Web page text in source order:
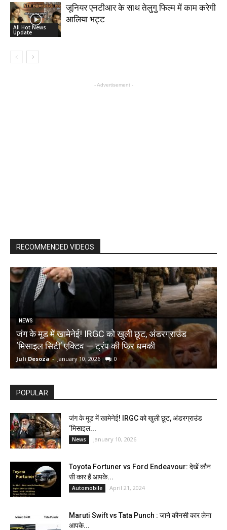
All Hot News
Update
जूनियर एनटीआर के साथ तेलुगु फिल्म में काम करेगी
आलिया भट्ट
- Advertisement -
RECOMMENDED VIDEOS
NEWS
जंग के मूड में खामेनेई! IRGC को खुली छूट, अंडरग्राउंड
‘मिसाइल सिटी’ एक्टिव — ट्रंप की फिर धमकी
Juli Desoza - January 10, 2026 0
POPULAR
जंग के मूड में खामेनेई! IRGC को खुली छूट, अंडरग्राउंड
‘मिसाइल...
News January 10, 2026
Toyota Fortuner vs Ford Endeavour: देखें कौन
सी कार हैं आपके...
Automobile April 21, 2024
Maruti Swift vs Tata Punch : जाने कौनसी कार लेना
आपके...